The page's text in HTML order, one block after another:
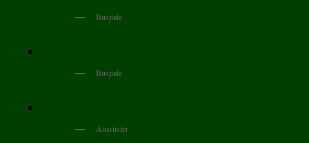
Buspate
Buspate
Ausrüster